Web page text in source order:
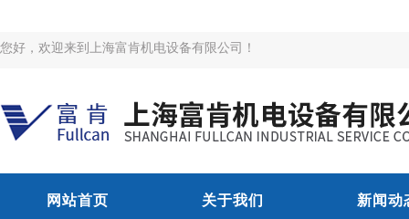
您好，欢迎来到上海富肯机电设备有限公司！
网站首页 关于我们 新闻动